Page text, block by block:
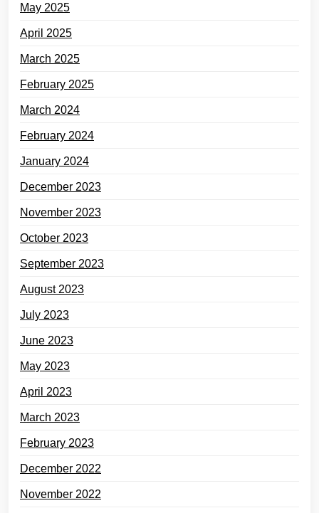
May 2025
April 2025
March 2025
February 2025
March 2024
February 2024
January 2024
December 2023
November 2023
October 2023
September 2023
August 2023
July 2023
June 2023
May 2023
April 2023
March 2023
February 2023
December 2022
November 2022